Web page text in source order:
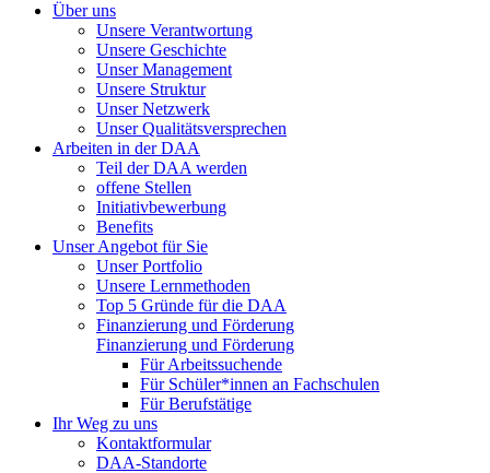
Über uns
Unsere Verantwortung
Unsere Geschichte
Unser Management
Unsere Struktur
Unser Netzwerk
Unser Qualitätsversprechen
Arbeiten in der DAA
Teil der DAA werden
offene Stellen
Initiativbewerbung
Benefits
Unser Angebot für Sie
Unser Portfolio
Unsere Lernmethoden
Top 5 Gründe für die DAA
Finanzierung und Förderung
Finanzierung und Förderung
Für Arbeitssuchende
Für Schüler*innen an Fachschulen
Für Berufstätige
Ihr Weg zu uns
Kontaktformular
DAA-Standorte